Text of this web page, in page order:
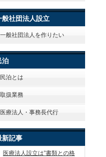
般社団法人設立
一般社団法人を作りたい
泊
民泊とは
取扱業務
医療法人・事務長代行
新記事
医療法人設立は”書類との格